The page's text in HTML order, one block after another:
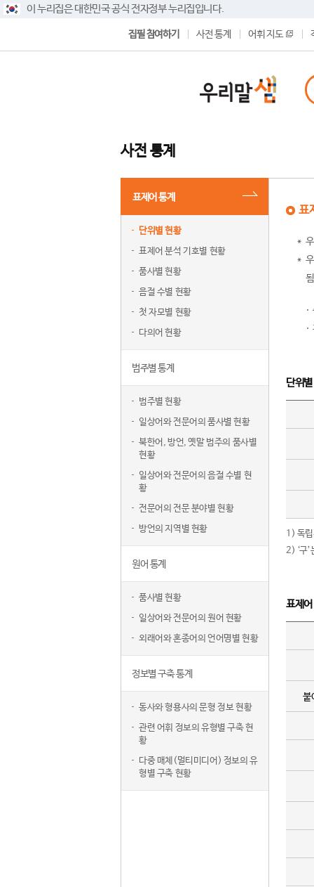
이 누리집은 대한민국 공식 전자정부 누리집입니다.
집필 참여하기 사전 통계 어휘 지도
사전 통계
표제어 통계
단위별 현황
표제어 분석 기호별 현황
품사별 현황
음절 수별 현황
첫 자모별 현황
다의어 현황
범주별 통계
범주별 현황
일상어와 전문어의 품사별 현황
북한어, 방언, 옛말 범주의 품사별
현황
일상어와 전문어의 음절 수별 현
황
전문어의 전문 분야별 현황
방언의 지역별 현황
원어 통계
품사별 현황
일상어와 전문어의 원어 현황
외래어와 혼종어의 언어명별 현황
정보별 구축 통계
동사와 형용사의 문형 정보 현황
관련 어휘 정보의 유형별 구축 현
황
다중 매체(멀티미디어) 정보의 유
형별 구축 현황
표
단위
1) 독립
2) ‘구
표제
붙